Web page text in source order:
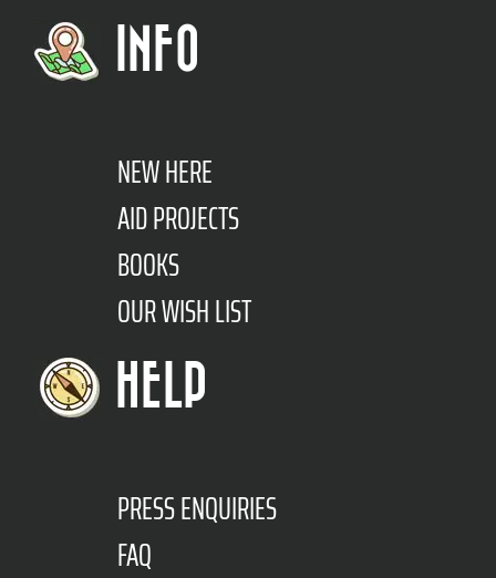
INFO
NEW HERE
AID PROJECTS
BOOKS
OUR WISH LIST
HELP
PRESS ENQUIRIES
FAQ